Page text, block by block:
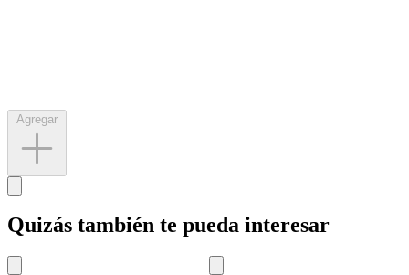
Quizás también te pueda interesar